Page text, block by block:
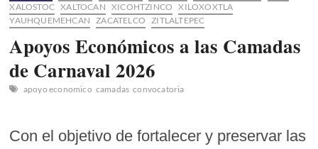
XALOSTOC XALTOCAN XICOHTZINCO
XILOXOXTLA
YAUHQUEMEHCAN
ZACATELCO ZITLALTEPEC
Apoyos Económicos a las Camadas
de Carnaval 2026
apoyo economico camadas convocatoria
Con el objetivo de fortalecer y preservar las